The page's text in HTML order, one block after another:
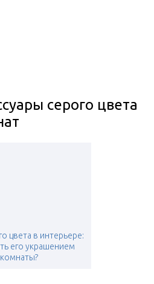
серого цвета
цвета в интерьере:
его украшением
комнаты?